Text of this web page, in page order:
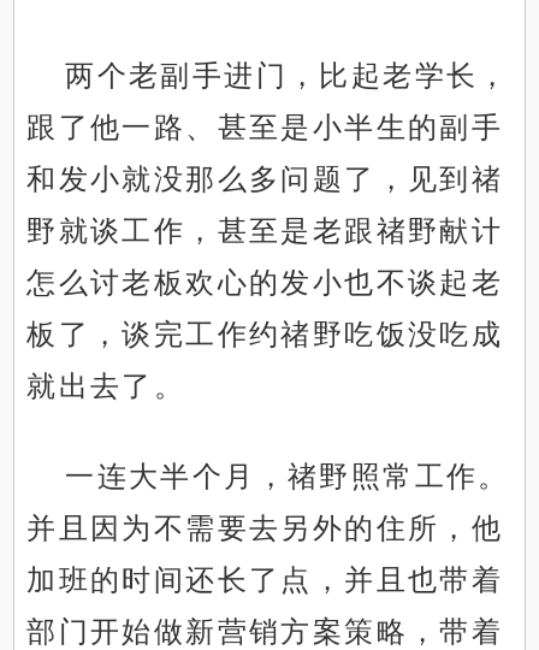
两个老副手进门，比起老学长，
跟了他一路、甚至是小半生的副手
和发小就没那么多问题了，见到禇
野就谈工作，甚至是老跟禇野献计
怎么讨老板欢心的发小也不谈起老
板了，谈完工作约禇野吃饭没吃成
就出去了。
一连大半个月，禇野照常工作。
并且因为不需要去另外的住所，他
加班的时间还长了点，并且也带着
部门开始做新营销方案策略，带着